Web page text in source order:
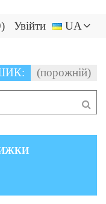
UA
Увійти
)
(порожній)